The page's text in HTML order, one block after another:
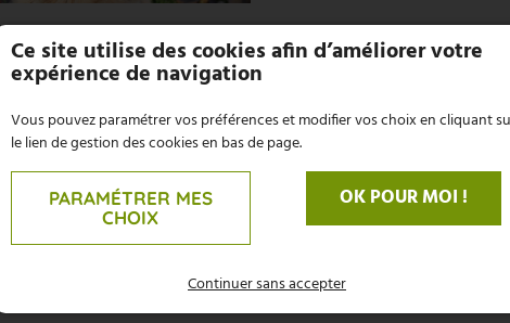
Ce site utilise des cookies afin d’améliorer votre
expérience de navigation
Vous pouvez paramétrer vos préférences et modifier vos choix en cliquant
le lien de gestion des cookies en bas de page.
PARAMÉTRER MES
CHOIX
OK POUR MOI !
Continuer sans accepter